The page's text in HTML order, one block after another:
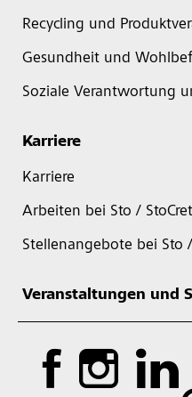
Recycling und
Gesundheit und
Soziale Verantwortung
Karriere
Karriere
Arbeiten bei Sto /
Stellenangebote bei Sto
Veranstaltungen und